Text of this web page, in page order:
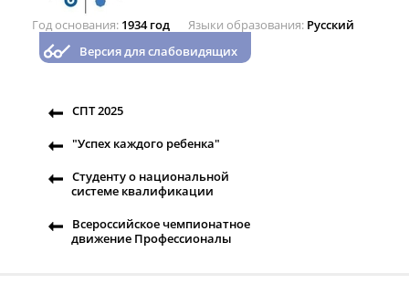
Год основания 1934 год Языки образования Русский
Версия для слабовидящих
СПТ 2025
"Успех каждого ребенка"
Студенту о национальной
системе квалификации
Всероссийское чемпионатное
движение Профессионалы